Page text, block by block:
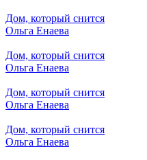
Дом, который снится
Ольга Енаева
Дом, который снится
Ольга Енаева
Дом, который снится
Ольга Енаева
Дом, который снится
Ольга Енаева